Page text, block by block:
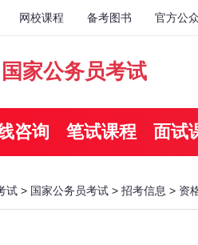
网校课程 备考图书 官方公
国家公务员考试
咨询 笔试课程 面试
试 > 国家公务员考试 > 招考信息 > 资